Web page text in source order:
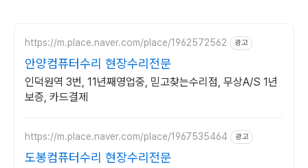
https://m.place.naver.com/place/1962572562 광고
안양컴퓨터수리 현장수리전문
인덕원역 3번, 11년째영업중, 믿고찾는수리점, 무상A/S 1년
보증, 카드결제
https://m.place.naver.com/place/1967535464 광고
도봉컴퓨터수리 현장수리전문